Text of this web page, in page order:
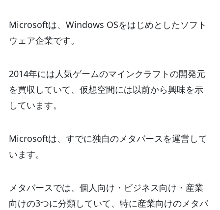
Microsoftは、Windows OSをはじめとしたソフト
ウェア企業です。
2014年には人気ゲームのマインクラフトの開発元
を買収していて、仮想空間には以前から興味を示
しています。
Microsoftは、すでに独自のメタバースを運営して
います。
メタバースでは、個人向け・ビジネス向け・産業
向けの3つに分類していて、特に産業向けのメタバ